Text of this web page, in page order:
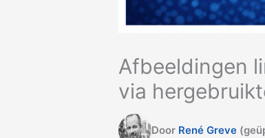
Afbeeldingen
via
Door René Greve